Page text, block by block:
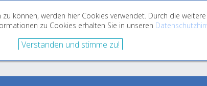
können, werden hier Cookies verwendet. Durch die
zu Cookies erhalten Sie in unseren
Verstanden und stimme zu!